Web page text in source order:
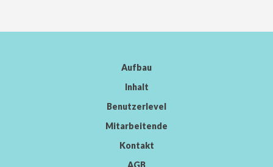
Aufbau
Inhalt
Benutzerlevel
Mitarbeitende
Kontakt
AGB